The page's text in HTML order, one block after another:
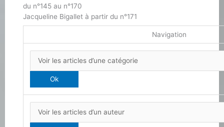
du n°145 au n°170
Jacqueline Bigallet à partir du n°171
Navigation